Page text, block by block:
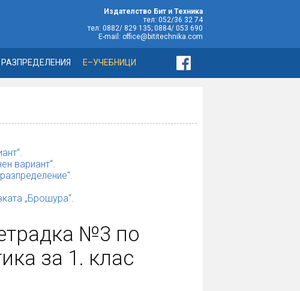
Издателство Бит и Техника
тел: 052/36 32 74
тел: 0882/ 829 135; 0884/ 053 690
E-mail: office@bititechnika.com
РАЗПРЕДЕЛЕНИЯ Е–УЧЕБНИЦИ
вариант“.
„Брошура“.
№3 по
за 1. клас